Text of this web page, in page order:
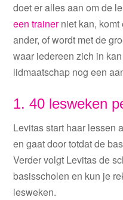
doet er alles aan om de
een trainerniet kan, komt
ander, of wordt met de
waar iedereen zich in
lidmaatschap nog een
1. 40 lesweken
Levitas start haar lessen
en gaat door totdat de
Verder volgt Levitas de
basisscholen en kun je
lesweken.